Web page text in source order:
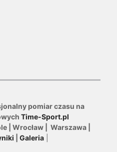
pomiar czasu na
Time-Sport.pl
| Wrocław | Warszawa |
Galeria